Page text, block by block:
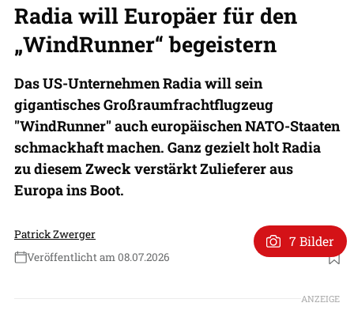
Radia will Europäer für den
„WindRunner“ begeistern
Das US-Unternehmen Radia will sein
gigantisches Großraumfrachtflugzeug
"WindRunner" auch europäischen NATO-Staaten
schmackhaft machen. Ganz gezielt holt Radia
zu diesem Zweck verstärkt Zulieferer aus
Europa ins Boot.
Patrick Zwerger
Veröffentlicht am 08.07.2026
Foto: Radia
7 Bilder
ANZEIGE